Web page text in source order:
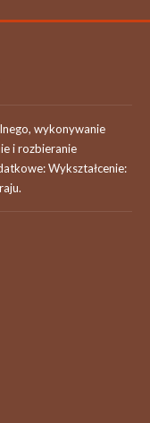
wykonywanie
i rozbieranie
Wykształcenie: